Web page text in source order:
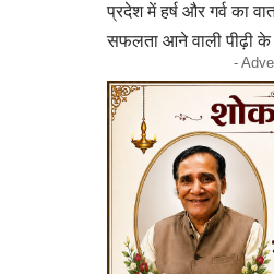
प्रदेश में हर्ष और गर्व का
सफलता आने वाली पीढ़ी के
-